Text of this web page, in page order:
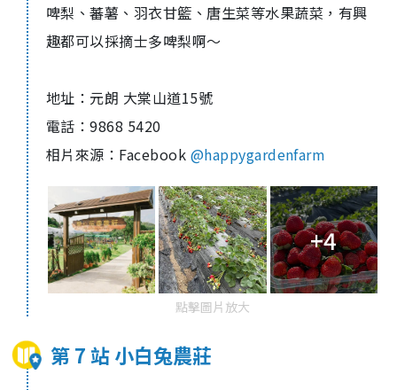
啤梨、蕃薯、羽衣甘籃、唐生菜等水果蔬菜，有興
趣都可以採摘士多啤梨啊～
地址：元朗 大棠山道15號
電話：9868 5420
相片來源： Facebook @happygardenfarm
+4
點擊圖片放大
第 7 站 小白兔農莊